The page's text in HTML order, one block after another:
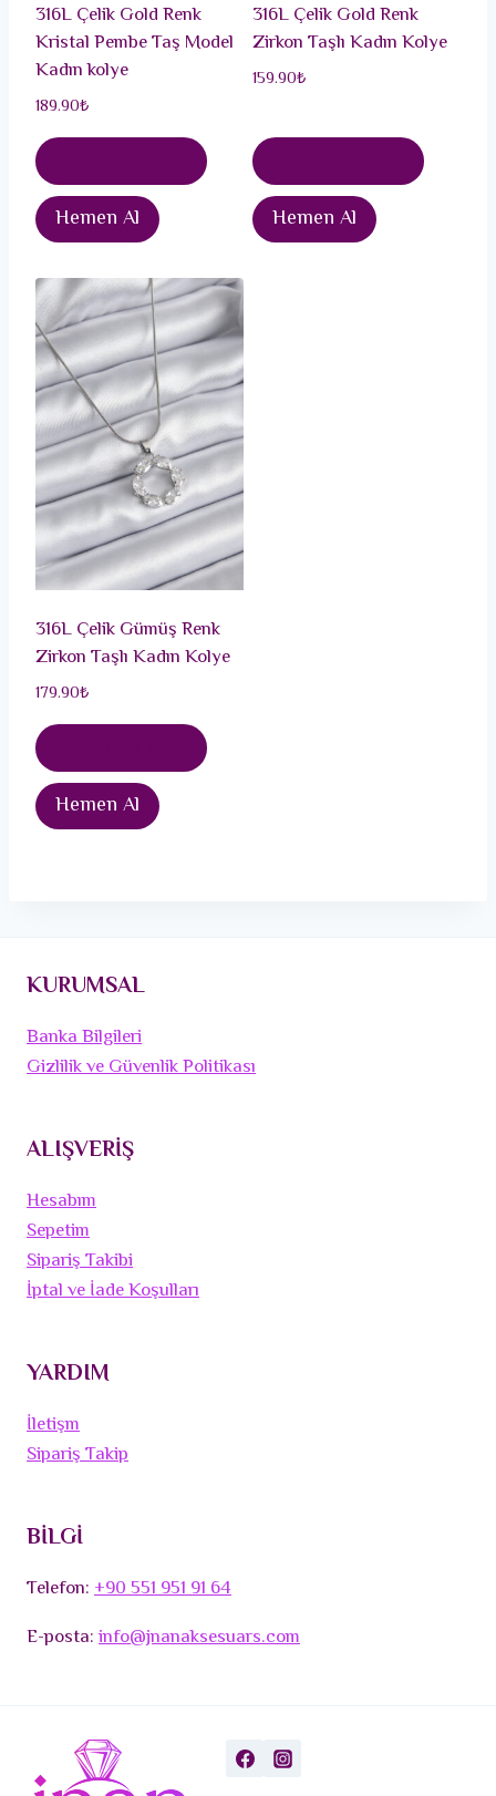
316L Çelik Gold Renk
Kristal Pembe Taş Model
Kadın kolye
189.90₺
Hemen Al
316L Çelik Gold Renk
Zirkon Taşlı Kadın Kolye
159.90₺
Hemen Al
316L Çelik Gümüş Renk
Zirkon Taşlı Kadın Kolye
179.90₺
Hemen Al
KURUMSAL
Banka Bilgileri
Gizlilik ve Güvenlik Politikası
ALIŞVERİŞ
Hesabım
Sepetim
Sipariş Takibi
İptal ve İade Koşulları
YARDIM
İletişm
Sipariş Takip
BİLGİ
Telefon:+90 551 951 91 64
E-posta:info@jnanaksesuars.com